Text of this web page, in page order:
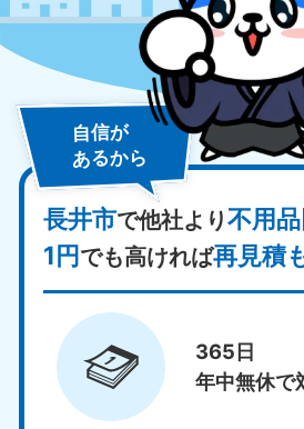
自信が
あるから
長井市で他社より不用
1円でも高ければ再見積
365日
年中無休で